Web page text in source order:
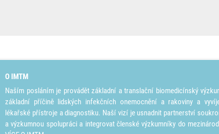
O IMTM
Naším posláním je provádět základní a translační biomedicínský
základní příčině lidských infekčních onemocnění a rakoviny a
lékařské přístroje a diagnostiku. Naší vizí je usnadnit partnerství
a výzkumnou spolupráci a integrovat členské výzkumníky do